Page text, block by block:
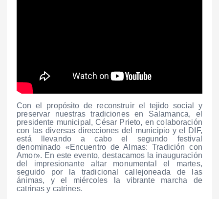
Con el propósito de reconstruir el tejido social y
preservar nuestras tradiciones en Salamanca, el
presidente municipal, César Prieto, en colaboración
con las diversas direcciones del municipio y el DIF,
está llevando a cabo el segundo festival
denominado «Encuentro de Almas: Tradición con
Amor». En este evento, destacamos la inauguración
del impresionante altar monumental el martes,
seguido por la tradicional callejoneada de las
ánimas, y el miércoles la vibrante marcha de
catrinas y catrines.